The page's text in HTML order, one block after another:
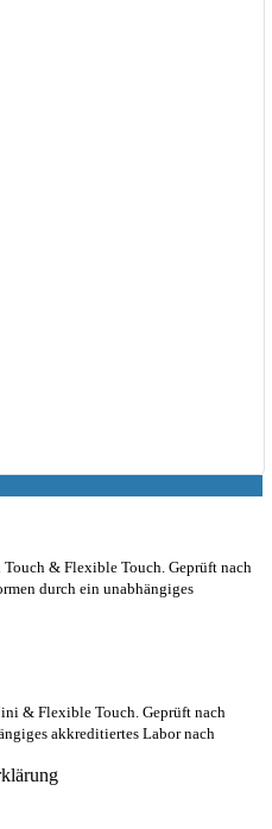
& Flexible Touch. Geprüft nach
durch ein unabhängiges
& Flexible Touch. Geprüft nach
akkreditiertes Labor nach